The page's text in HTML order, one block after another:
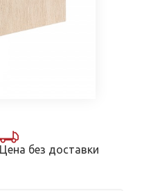
Цена без доставки